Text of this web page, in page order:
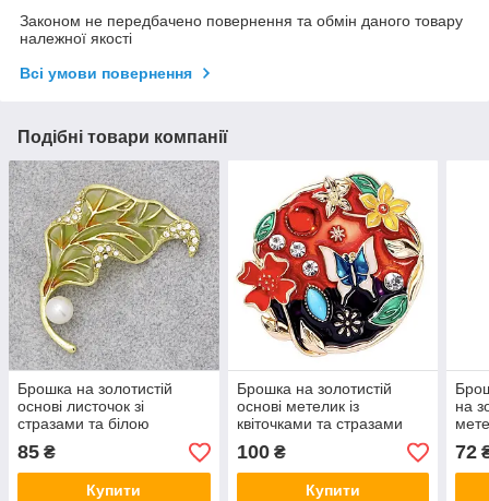
Законом не передбачено повернення та обмін даного товару
належної якості
Всі умови повернення
Подібні товари компанії
Брошка на золотистій
основі листочок зі
стразами та білою
намистиною покрита
кольоровою емаллю
розмір виробу 50х35 мм
85 ₴
Купити
Брошка на золотистій
основі метелик із
квіточками та стразами
покрита кольоровою
емаллю розмір виробу
50Х60 мм
100₴
Купити
на
72